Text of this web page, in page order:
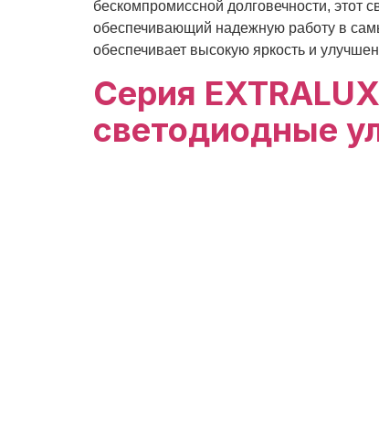
бескомпромиссной долговечности, этот
обеспечивающий надежную работу в
обеспечивает высокую яркость и
Серия
светодиодные